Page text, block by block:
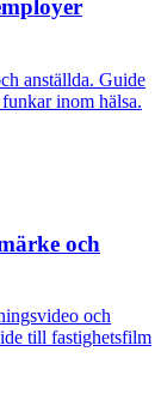
anställda. Guide
inom hälsa.
och
och
till fastighetsfilm